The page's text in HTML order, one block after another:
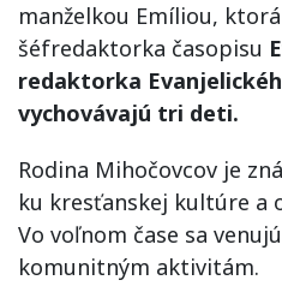
manželkou Emíliou,
šéfredaktorka časopisu
redaktorka
vychovávajú tri deti.
Rodina Mihočovcov je
ku kresťanskej kultúre a
Vo voľnom čase sa
komunitným aktivitám.